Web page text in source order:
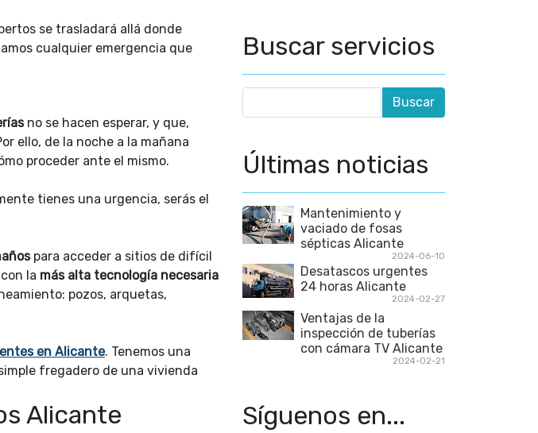
se trasladará allá donde
cualquier emergencia que
no se hacen esperar, y que,
ello, de la noche a la mañana
proceder ante el mismo.
tienes una urgencia, serás el
para acceder a sitios de difícil
la más alta tecnología necesaria
pozos, arquetas,
en Alicante. Tenemos una
fregadero de una vivienda
Alicante
Buscar servicios
Últimas noticias
Mantenimiento y
vaciado de fosas
sépticas Alicante
2024-06-10
Desatascos urgentes
24 horas Alicante
2024-02-27
Ventajas de la
inspección de tuberías
con cámara TV Alicante
2024-02-21
Síguenos en...